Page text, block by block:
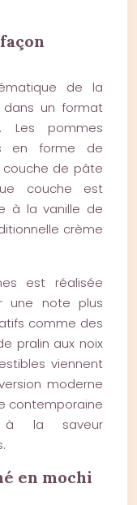
de la
dans un format
Les pommes
en forme de
de pâte
couche est
à la vanille de
crème
est réalisée
une note plus
comme des
pralin aux noix
viennent
moderne
contemporaine
à la saveur
en mochi